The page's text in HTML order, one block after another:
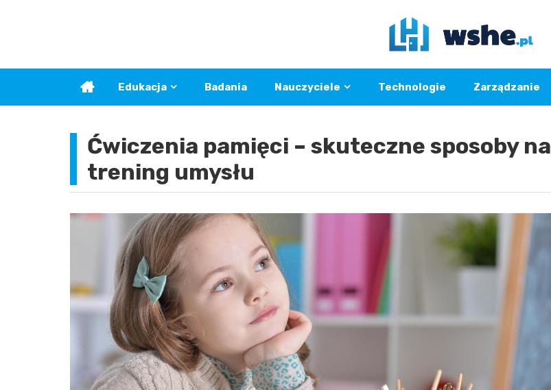
Edukacja Badania Nauczyciele Technologie Zarządzanie
Ćwiczenia pamięci – skuteczne sposoby na
trening umysłu